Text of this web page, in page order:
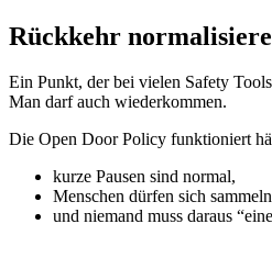
Rückkehr
Ein Punkt, der bei vielen Safety
Man darf auch wiederkommen.
Die Open Door Policy funktioniert
kurze Pausen sind normal,
Menschen dürfen sich sammeln
und niemand muss daraus